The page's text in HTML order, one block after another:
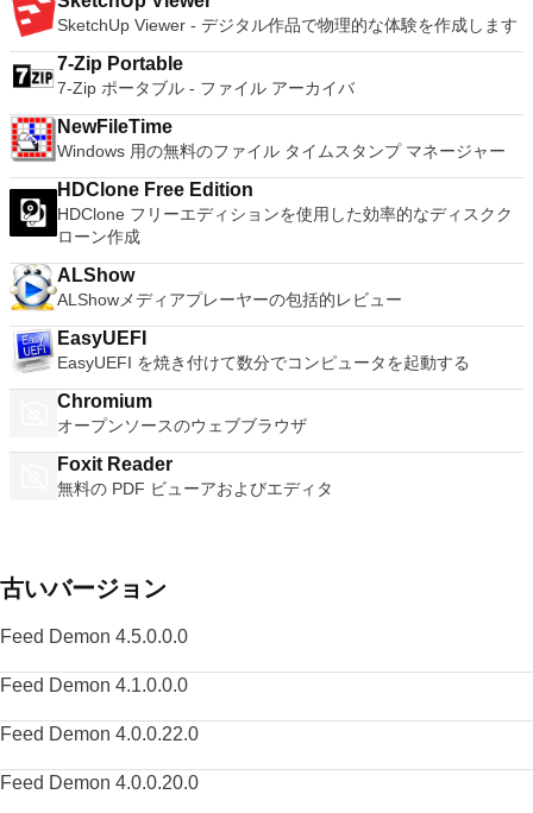
SketchUp Viewer - デジタル作品で物理的な体験を作成します
7-Zip Portable
7-Zip ポータブル - ファイル アーカイバ
NewFileTime
Windows 用の無料のファイル タイムスタンプ マネージャー
HDClone Free Edition
HDClone フリーエディションを使用した効率的なディスクク
ローン作成
ALShow
ALShowメディアプレーヤーの包括的レビュー
EasyUEFI
EasyUEFI を焼き付けて数分でコンピュータを起動する
Chromium
オープンソースのウェブブラウザ
Foxit Reader
無料の PDF ビューアおよびエディタ
古いバージョン
Feed Demon 4.5.0.0.0
Feed Demon 4.1.0.0.0
Feed Demon 4.0.0.22.0
Feed Demon 4.0.0.20.0